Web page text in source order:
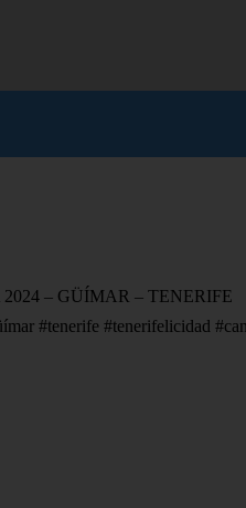
– GÜÍMAR – TENERIFE
#tenerife #tenerifelicidad